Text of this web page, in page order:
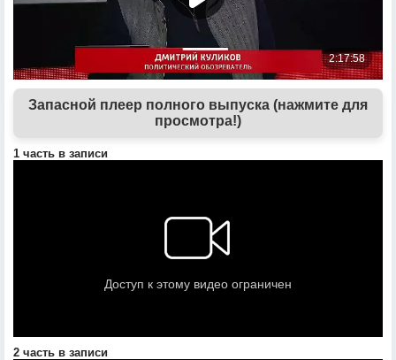
Запасной плеер полного выпуска (нажмите для
просмотра!)
1 часть в записи
2 часть в записи